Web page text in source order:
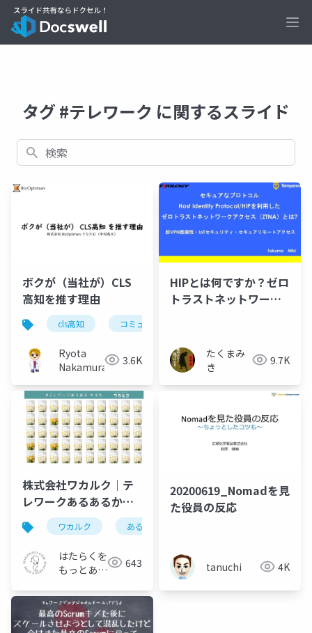
タグ #テレワーク に関するスライド
検索
ボクが（当社が）CLS
高知を推す理由
cls高知 コミュニティマーケティング
Ryota
Nakamura
3.6K
HIPとは何ですか？ゼロ
トラストネットワーク
たくまみ
き
9.7K
株式会社ワカルク｜テ
レワークあるあるかる
た
ワカルク あるあるカルタ
はたらくを
もっとあか
会社ワカル
ク
643
20200619_Nomadを見
た役員の反応
tanuchi 4K